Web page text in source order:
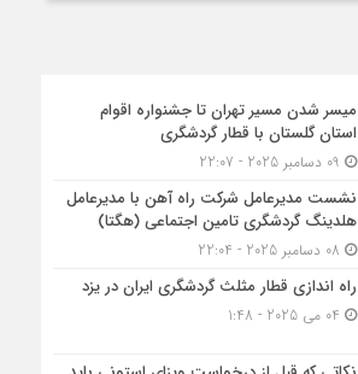
میسر شدن مسیر تهران تا جشنواره اقوام
استان گلستان با قطار گردشگری
نشست مدیرعامل شرکت راه آهن با مدیرعامل
هلدینگ گردشگری تامین اجتماعی (هگتا)
راه اندازی قطار مثلث گردشگری ایران در یزد